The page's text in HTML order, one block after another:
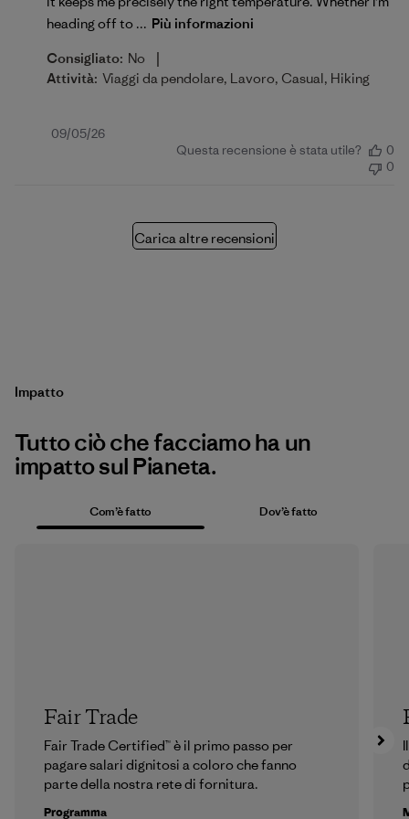
heading off to ... Più informazioni
Consigliato: No |
Attività: Viaggi da pendolare, Lavoro, Casual, Hiking
Data
09/05/26
Questa recensione è stata utile?
0
0
Carica altre recensioni
Impatto
Tutto ciò che facciamo ha un
impatto sul Pianeta.
Com’è fatto Dov’è fatto
Fair Trade
Fair Trade Certified™ è il primo passo per
pagare salari dignitosi a coloro che fanno
parte della nostra rete di fornitura.
Programma